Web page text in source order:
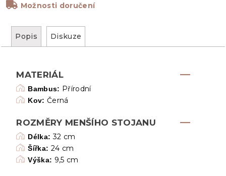
Možnosti doručení
Popis Diskuze
MATERIÁL
Bambus: Přírodní
Kov: Černá
ROZMĚRY MENŠÍHO STOJANU
Délka:32 cm
Šířka: 24 cm
Výška: 9,5 cm